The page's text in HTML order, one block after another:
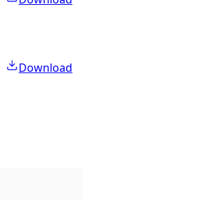
Download